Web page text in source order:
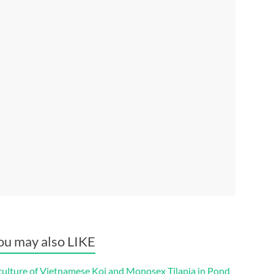
may also LIKE
of Vietnamese Koi and Monosex Tilapia in Pond